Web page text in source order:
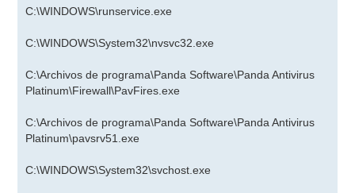
C:\WINDOWS\runservice.exe
C:\WINDOWS\System32\nvsvc32.exe
C:\Archivos de programa\Panda Software\Panda Antivirus
Platinum\Firewall\PavFires.exe
C:\Archivos de programa\Panda Software\Panda Antivirus
Platinum\pavsrv51.exe
C:\WINDOWS\System32\svchost.exe